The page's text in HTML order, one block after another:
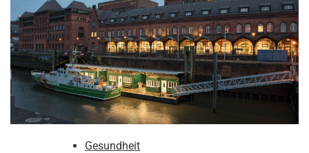
Gesundheit